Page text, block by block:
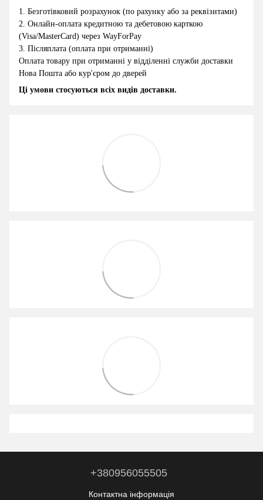
1. Безготівковий розрахунок (по рахунку або за реквізитами)
2 Онлайн-оплата кредитною та дебетовою карткою
(Visa/MasterCard) через WayForPay
3. Післяплата (оплата при отриманні)
Оплата товару при отриманні у відділенні служби доставки
Нова Пошта або кур'єром до дверей
Ці умови стосуються всіх видів доставки.
+380956055505
Контактна інформація